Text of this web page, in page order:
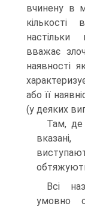
вчинену в
кількості
вважає
наявності
або її
(у деяких
Там, де
Всі
умовно